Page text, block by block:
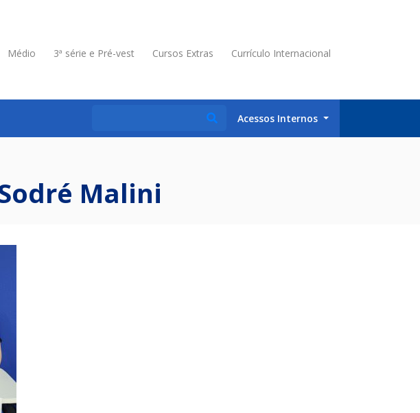
Médio 3ª série e Pré-vest Cursos Extras Currículo Internacional
Acessos Internos
Malini